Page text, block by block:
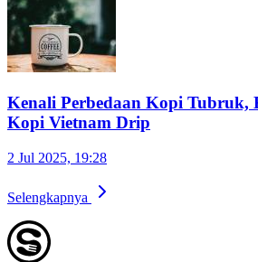
Kenali Perbedaan Kopi Tubruk,
Kopi Vietnam Drip
2 Jul 2025, 19:28
Selengkapnya